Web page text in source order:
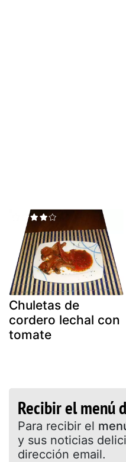
Chuletas de
cordero lechal con
tomate
Recibir el menú
Para recibir el
y sus noticias
dirección email.